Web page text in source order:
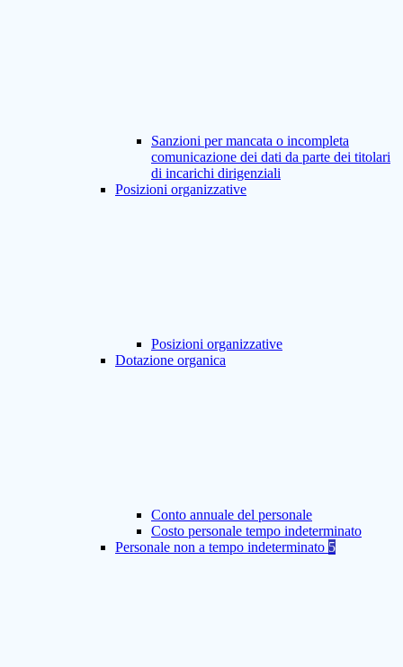
Sanzioni per mancata o incompleta
comunicazione dei dati da parte dei titolari
di incarichi dirigenziali
Posizioni organizzative
Posizioni organizzative
Dotazione organica
Conto annuale del personale
Costo personale tempo indeterminato
Personale non a tempo indeterminato 5